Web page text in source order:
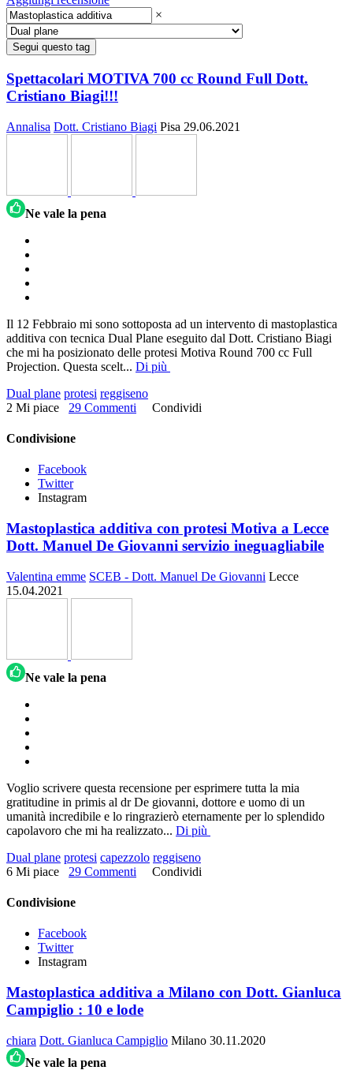
×
Segui questo tag
Spettacolari MOTIVA 700 cc Round Full Dott.
Cristiano Biagi!!!
Annalisa Dott. Cristiano Biagi Pisa 29.06.2021
Ne vale la pena
Il 12 Febbraio mi sono sottoposta ad un intervento di mastoplastica
additiva con tecnica Dual Plane eseguito dal Dott. Cristiano Biagi
che mi ha posizionato delle protesi Motiva Round 700 cc Full
Projection. Questa scelt... Di più
Dual plane protesi reggiseno
2 Mi piace 29 Commenti Condividi
Condivisione
Facebook
Twitter
Instagram
Mastoplastica additiva con protesi Motiva a Lecce
Dott. Manuel De Giovanni servizio ineguagliabile
Valentina emme SCEB - Dott. Manuel De Giovanni Lecce
15.04.2021
Ne vale la pena
Voglio scrivere questa recensione per esprimere tutta la mia
gratitudine in primis al dr De giovanni, dottore e uomo di un
umanità incredibile e lo ringrazierò eternamente per lo splendido
capolavoro che mi ha realizzato... Di più
Dual plane protesi capezzolo reggiseno
6 Mi piace 29 Commenti Condividi
Condivisione
Facebook
Twitter
Instagram
Mastoplastica additiva a Milano con Dott. Gianluca
Campiglio : 10 e lode
chiara Dott. Gianluca Campiglio Milano 30.11.2020
Ne vale la pena